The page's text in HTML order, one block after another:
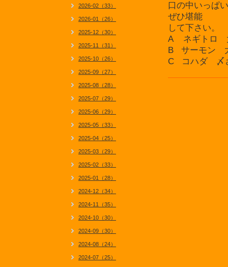
口の中いっぱ
ぜひ堪能
して下さい。
A ネギトロ
B サーモン
C コハダ 〆
2026-02（33）
2026-01（26）
2025-12（30）
2025-11（31）
2025-10（26）
2025-09（27）
2025-08（28）
2025-07（29）
2025-06（29）
2025-05（33）
2025-04（25）
2025-03（29）
2025-02（33）
2025-01（28）
2024-12（34）
2024-11（35）
2024-10（30）
2024-09（30）
2024-08（24）
2024-07（25）